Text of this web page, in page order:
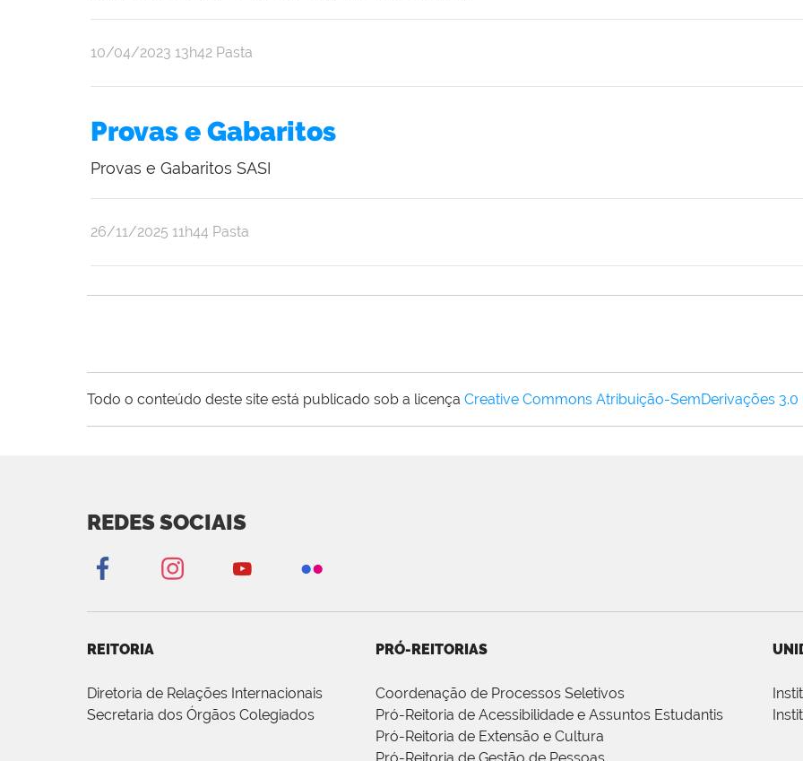
publicado
10/04/2023 13h42 Pasta
Provas e Gabaritos
Provas e Gabaritos SASI
publicado
26/11/2025 11h44 Pasta
Todo o conteúdo deste site está publicado sob a licença Creative Commons Atribuição-SemDerivações
REDES SOCIAIS
REITORIA
Diretoria de Relações Internacionais
Secretaria dos Órgãos Colegiados
PRÓ-REITORIAS
Coordenação de Processos Seletivos
Pró-Reitoria de Acessibilidade e Assuntos Estudantis
Pró-Reitoria de Extensão e Cultura